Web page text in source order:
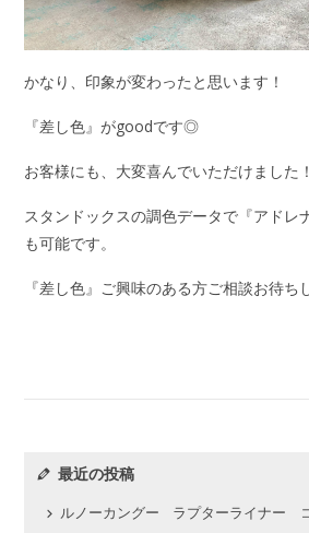
かなり、印象が変わったと思います！
『差し色』がgoodです◎
お客様にも、大変喜んでいただけました！
スタンドックスの調色データで『アドレ
も可能です。
『差し色』ご興味のある方ご相談お待ち
最近の投稿
ルノーカングー ラプターライナー